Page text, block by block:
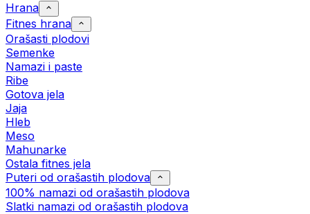
Hrana
Fitnes hrana
Orašasti plodovi
Semenke
Namazi i paste
Ribe
Gotova jela
Јаја
Hleb
Meso
Mahunarke
Ostala fitnes jela
Puteri od orašastih plodova
100% namazi od orašastih plodova
Slatki namazi od orašastih plodova